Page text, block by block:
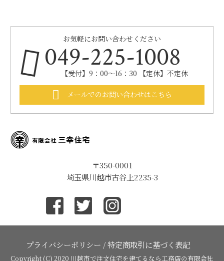
お気軽にお問い合わせください
049-225-1008
【受付】9：00～16：30 【定休】不定休
メールでのお問い合わせはこちら
〒350-0001
埼玉県川越市古谷上2235-3
プライバシーポリシー /特定商取引に基づく表記
Copyright (C) 2020 川越市で注文住宅を建てるなら工務店の有限会社